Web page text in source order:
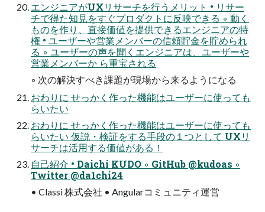
エンジニアがUXリサーチを行うメリット • リサー
チで得た知見をすぐプロダクトに反映できる ◦ 動く
ものを作り、直接価値を提供できるエンジニアの特
権 • ユーザーや営業メンバーの信頼貯金を貯められ
る ◦ ユーザーの声を聞くエンジニアは、ユーザーや
営業メンバーか ら重宝される
◦ 次の解決すべき課題が現場から来るようになる
おわりに せっかく作った機能はユーザーに使っても
らいたい
おわりに せっかく作った機能はユーザーに使っても
らいたい 仮説・検証をする手段の１つとして UXリ
サーチは活用する価値がある！
自己紹介 • Daichi KUDO ◦ GitHub @kudoas ◦
Twitter @da1chi24
• Classi 株式会社 • Angularコミュニティ運営